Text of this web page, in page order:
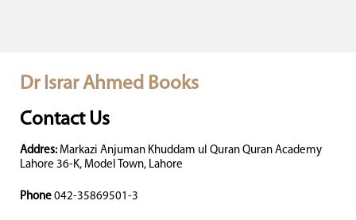
Dr Israr Ahmed Books
Contact Us
Addres: Markazi Anjuman Khuddam ul Quran Quran Academy
Lahore 36-K, Model Town, Lahore
Phone 042-35869501-3